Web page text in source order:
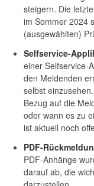
steigern. Die
im Sommer 2024
(ausgewählten)
Selfservice-
einer Selfservice-
den Meldenden
selbst
Bezug auf die
oder wann es zu
ist aktuell noch
PDF-
PDF-Anhänge
darauf ab, die